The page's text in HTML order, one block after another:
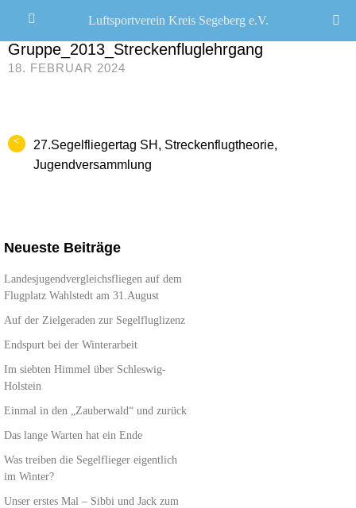
Gruppe_2013_Streckenfluglehrgang
18. FEBRUAR 2024
<
27.Segelfliegertag SH, Streckenflugtheorie,
Jugendversammlung
Neueste Beiträge
Landesjugendvergleichsfliegen auf dem
Flugplatz Wahlstedt am 31.August
Auf der Zielgeraden zur Segelfluglizenz
Endspurt bei der Winterarbeit
Im siebten Himmel über Schleswig-
Holstein
Einmal in den „Zauberwald“ und zurück
Das lange Warten hat ein Ende
Was treiben die Segelflieger eigentlich
im Winter?
Unser erstes Mal – Sibbi und Jack zum
Luftsportverein Kreis Segeberg e.V.